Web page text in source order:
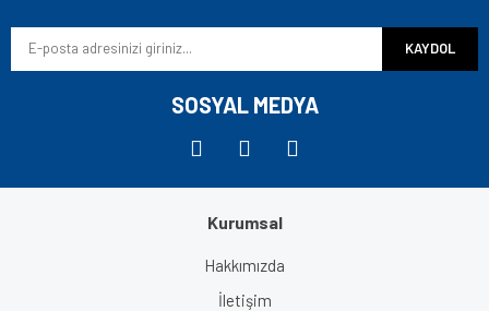
KAYDOL
SOSYAL MEDYA
Kurumsal
Hakkımızda
İletişim